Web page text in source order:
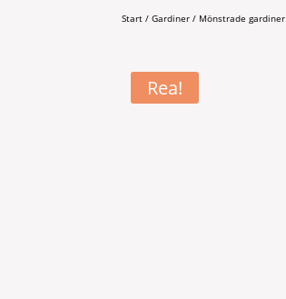
Start /Gardiner / Mönstrade gardiner
Rea!